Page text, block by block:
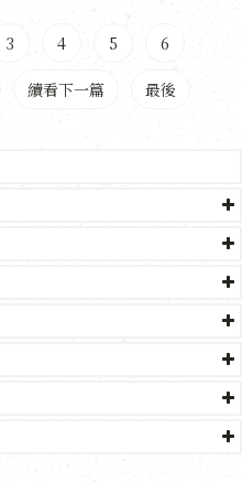
3 4 5 6
續看下一篇 最後